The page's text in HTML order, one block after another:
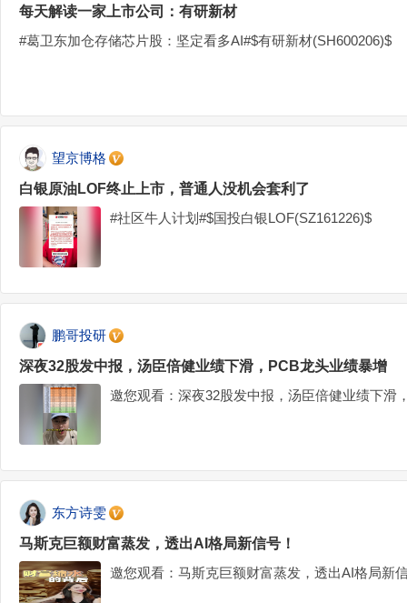
每天解读一家上市公司：有研新材
#葛卫东加仓存储芯片股：坚定看多AI#$有研新材(SH600206)$
望京博格
白银原油LOF终止上市，普通人没机会套利了
#社区牛人计划#$国投白银LOF(SZ161226)$
鹏哥投研
深夜32股发中报，汤臣倍健业绩下滑，PCB龙头业绩暴增
邀您观看：深夜32股发中报，汤臣倍健业绩下滑
东方诗雯
马斯克巨额财富蒸发，透出AI格局新信号！
邀您观看：马斯克巨额财富蒸发，透出AI格局新